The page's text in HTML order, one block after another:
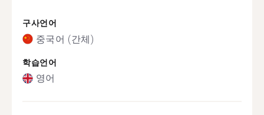
구사언어
중국어 (간체)
학습언어
영어